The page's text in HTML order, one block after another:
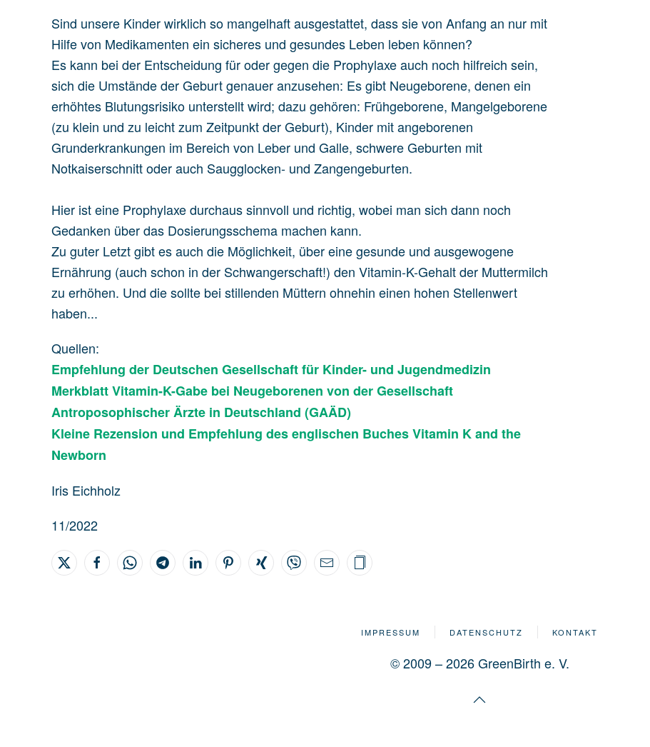
Sind unsere Kinder wirklich so mangelhaft ausgestattet, dass sie von Anfang an nur mit
Hilfe von Medikamenten ein sicheres und gesundes Leben leben können?
Es kann bei der Entscheidung für oder gegen die Prophylaxe auch noch hilfreich sein,
sich die Umstände der Geburt genauer anzusehen: Es gibt Neugeborene, denen ein
erhöhtes Blutungsrisiko unterstellt wird; dazu gehören: Frühgeborene, Mangelgeborene
(zu klein und zu leicht zum Zeitpunkt der Geburt), Kinder mit angeborenen
Grunderkrankungen im Bereich von Leber und Galle, schwere Geburten mit
Notkaiserschnitt oder auch Saugglocken- und Zangengeburten.
Hier ist eine Prophylaxe durchaus sinnvoll und richtig, wobei man sich dann noch
Gedanken über das Dosierungsschema machen kann.
Zu guter Letzt gibt es auch die Möglichkeit, über eine gesunde und ausgewogene
Ernährung (auch schon in der Schwangerschaft!) den Vitamin-K-Gehalt der Muttermilch
zu erhöhen. Und die sollte bei stillenden Müttern ohnehin einen hohen Stellenwert
haben...
Quellen:
Empfehlung der Deutschen Gesellschaft für Kinder- und Jugendmedizin
Merkblatt Vitamin-K-Gabe bei Neugeborenen von der Gesellschaft
Antroposophischer Ärzte in Deutschland (GAÄD)
Kleine Rezension und Empfehlung des englischen Buches Vitamin K and the
Newborn
Iris Eichholz
11/2022
IMPRESSUM DATENSCHUTZ KONTAKT
© 2009 – 2026 GreenBirth e. V.